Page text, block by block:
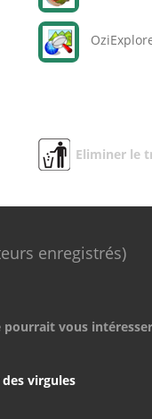
Eliminer le
enregistrés)
vous
virgules